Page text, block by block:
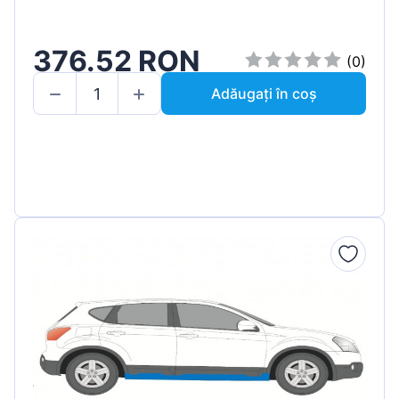
376.52 RON
(0)
Adăugați în coș